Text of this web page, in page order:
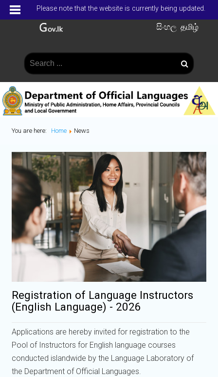
Please note that the website is currently being updated.
සිංහල தமிழ்
You are here: Home News
Registration of Language Instructors
(English Language) - 2026
Applications are hereby invited for registration to the
Pool of Instructors for English language courses
conducted islandwide by the Language Laboratory of
the Department of Official Languages.